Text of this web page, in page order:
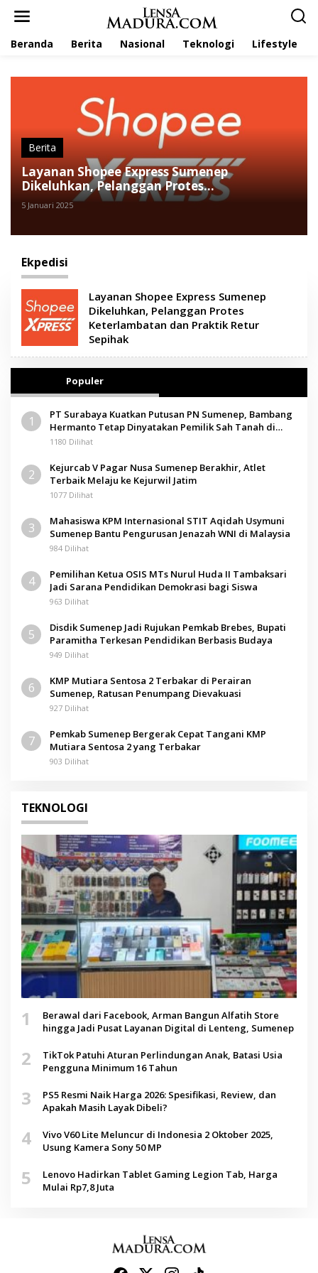
Beranda Berita Nasional Teknologi Lifestyle
Berita
Layanan Shopee Express Sumenep
Dikeluhkan, Pelanggan Protes
Keterlambatan dan Praktik Retur Sepihak
5 Januari 2025
Ekpedisi
Layanan Shopee Express Sumenep
Dikeluhkan, Pelanggan Protes
Keterlambatan dan Praktik Retur
Sepihak
Populer
1
PT Surabaya Kuatkan Putusan PN Sumenep, Bambang
Hermanto Tetap Dinyatakan Pemilik Sah Tanah di
Pamolokan
1180 Dilihat
2
Kejurcab V Pagar Nusa Sumenep Berakhir, Atlet
Terbaik Melaju ke Kejurwil Jatim
1077 Dilihat
3
Mahasiswa KPM Internasional STIT Aqidah Usymuni
Sumenep Bantu Pengurusan Jenazah WNI di Malaysia
984 Dilihat
4
Pemilihan Ketua OSIS MTs Nurul Huda II Tambaksari
Jadi Sarana Pendidikan Demokrasi bagi Siswa
963 Dilihat
5
Disdik Sumenep Jadi Rujukan Pemkab Brebes, Bupati
Paramitha Terkesan Pendidikan Berbasis Budaya
949 Dilihat
6
KMP Mutiara Sentosa 2 Terbakar di Perairan
Sumenep, Ratusan Penumpang Dievakuasi
927 Dilihat
7
Pemkab Sumenep Bergerak Cepat Tangani KMP
Mutiara Sentosa 2 yang Terbakar
903 Dilihat
TEKNOLOGI
1
Berawal dari Facebook, Arman Bangun Alfatih Store
hingga Jadi Pusat Layanan Digital di Lenteng, Sumenep
2
TikTok Patuhi Aturan Perlindungan Anak, Batasi Usia
Pengguna Minimum 16 Tahun
3
PS5 Resmi Naik Harga 2026: Spesifikasi, Review, dan
Apakah Masih Layak Dibeli?
4
Vivo V60 Lite Meluncur di Indonesia 2 Oktober 2025,
Usung Kamera Sony 50 MP
5
Lenovo Hadirkan Tablet Gaming Legion Tab, Harga
Mulai Rp7,8 Juta